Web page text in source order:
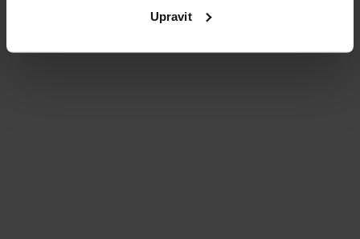
Upravit